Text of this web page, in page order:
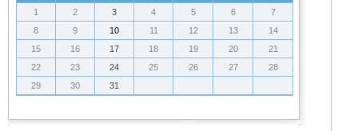
1 2 3 4 5 6
7
8
9 10 11 12 13
14
15
16 17 18 19 20
21
22
23 24 25 26 27
28
29
30 31